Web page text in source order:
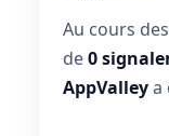
Au cours
de0
AppValleya